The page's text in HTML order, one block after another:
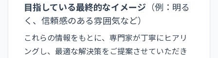
目指している最終的なイメージ （例：明る
く、信頼感のある雰囲気など）
これらの情報をもとに、専門家が丁寧にヒアリ
ングし、最適な解決策をご提案させていただき